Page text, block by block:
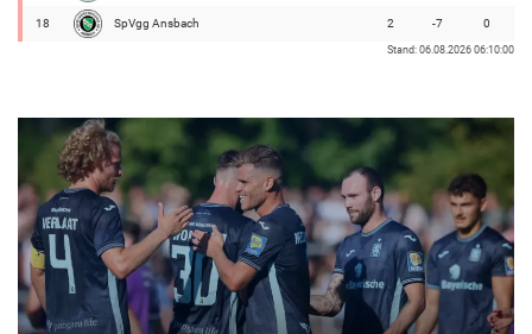
18 SpVgg Ansbach 2 -7 0
Stand: 06.08.2026 06:10:00